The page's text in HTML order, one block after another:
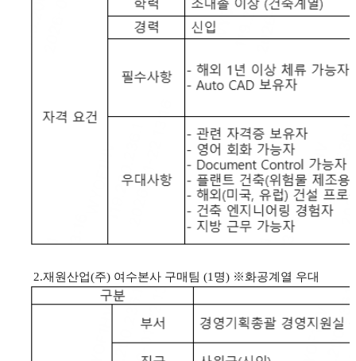
2.재원산업(주) 여수본사 구매팀 (1명) ※화공계열 우대